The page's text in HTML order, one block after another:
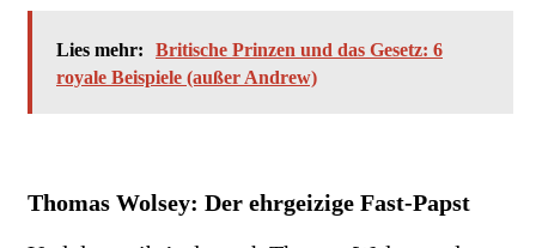
Lies mehr:
Britische Prinzen und das Gesetz: 6
royale Beispiele (außer Andrew)
Thomas Wolsey: Der ehrgeizige Fast-Papst